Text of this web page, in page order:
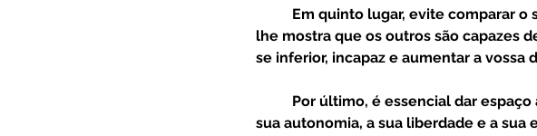
lhe mostra que os outros são capazes
se inferior, incapaz e aumentar a vossa
sua autonomia, a sua liberdade e a sua